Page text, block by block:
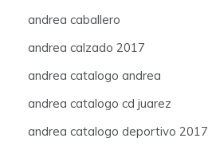
andrea caballero
andrea calzado 2017
andrea catalogo andrea
andrea catalogo cd juarez
andrea catalogo deportivo 2017